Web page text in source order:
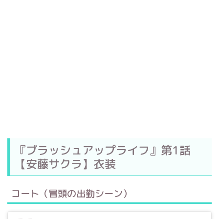
『ブラッシュアップライフ』第1話
【安藤サクラ】衣装
コート（冒頭の出勤シーン）